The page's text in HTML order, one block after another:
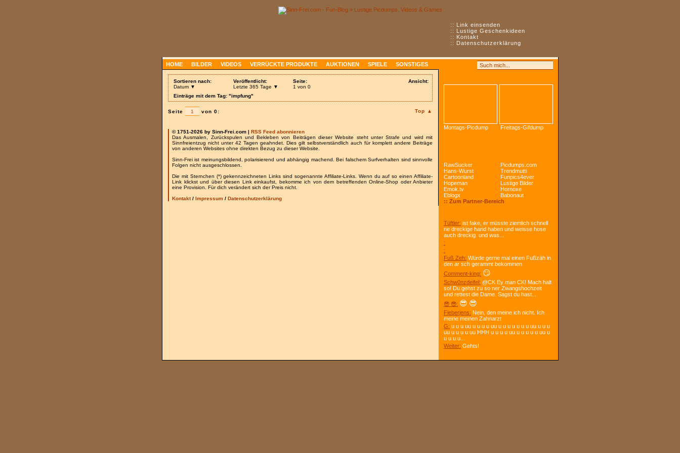
:: Link einsenden
:: Lustige Geschenkideen
:: Kontakt
:: Datenschutzerklärung
HOME BILDER VIDEOS VERRÜCKTE PRODUKTE AUKTIONEN SPIELE SONSTIGES
Ansicht:
Sortieren nach:
Datum ▼
Veröffentlicht:
Letzte 365 Tage ▼
Seite:
1 von 0
Einträge mit dem Tag: "impfung"
Top ▲
Seite von 0:
© 1751-2026 by Sinn-Frei.com | RSS Feed abonnieren
Das Ausmalen, Zurückspulen und Bekleben von Beiträgen dieser Website steht unter Strafe und wird mit
Sinnfreientzug nicht unter 42 Tagen geahndet. Dies gilt selbstverständlich auch für komplett andere Beiträge
von anderen Websites ohne direkten Bezug zu dieser Website.
Sinn-Frei ist meinungsbildend, polarisierend und abhängig machend. Bei falschem Surfverhalten sind sinnvolle
Folgen nicht ausgeschlossen.
Die mit Sternchen (*) gekennzeichneten Links sind sogenannte Affiliate-Links. Wenn du auf so einen Affiliate-
Link klickst und über diesen Link einkaufst, bekomme ich von dem betreffenden Online-Shop oder Anbieter
eine Provision. Für dich verändert sich der Preis nicht.
Kontakt/ Impressum / Datenschutzerklärung
Montags-Picdump Freitags-Gifdump
RawSucker
Picdumps.com
Hans-Wurst
Trendmutti
Cartoonland
Funpics4ever
Hopeman
Lustige Bilder
Emok.tv
Hornoxe
Eblogx
Babonaut
:: Zum Partner-Bereich
Tüftler: ist fake, er müsste ziemlich schnell
ne dreckige hand haben und weisse hose
auch dreckig. und was...
:
:
Fuß Zeh: Würde gerne mal einen Fußzäh in
den ar sch gerammt bekommen
Comment-king: 😏
Schw0nzdeifel: @CK Ey man CK! Mach halt
so! Du gehst zu so ner Zwangshochzeit
und rettest die Dame. Sagst du hast...
😎 😎: 😎 😎
Fieberjens: Nein, den meine ich nicht. Ich
meine meinen Zahnarzt
G: u u u uu u u u u uu u u u u u u u uu u u u
uu u u u u uu HHH u u u u uu u u u u u uu u
u u u u...
Weiter: Gehts!